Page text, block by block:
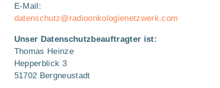
E-Mail:
datenschutz@radioonkologienetzwerk.com
Unser Datenschutzbeauftragter ist:
Thomas Heinze
Hepperblick 3
51702 Bergneustadt